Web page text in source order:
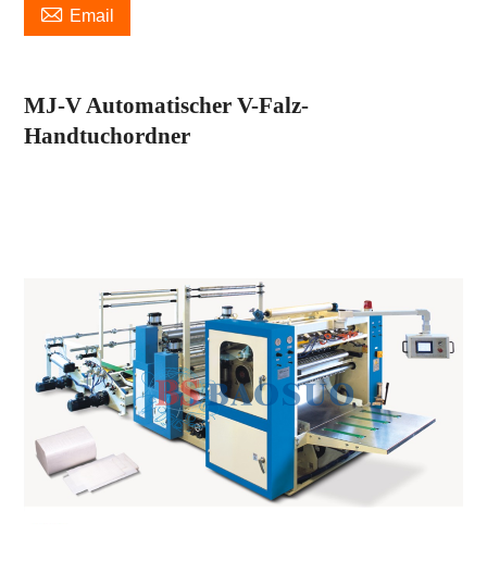
 Email
MJ-V Automatischer V-Falz-
Handtuchordner